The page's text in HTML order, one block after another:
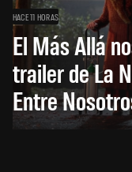
HACE 11 HORAS
El Más Allá
trailer de La
Entre